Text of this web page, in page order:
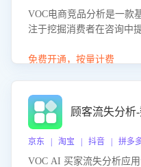
VOC电商竞品分析是一款
注于挖掘消费者在咨询中
商品信息，进行多维度交
企业优化营销话术、突出
化率，避免陷入单纯价格
免费开通，按量计费
顾客流失分析
京东 | 淘宝 | 抖音 | 拼多
VOC AI 买家流失分析应